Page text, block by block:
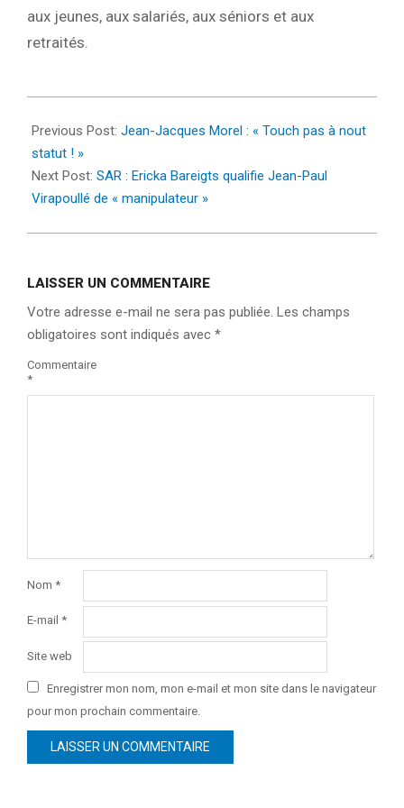
aux jeunes, aux salariés, aux séniors et aux
retraités.
09-
09
Previous Post: Jean-Jacques Morel : « Touch pas à nout
statut ! »
Next Post: SAR : Ericka Bareigts qualifie Jean-Paul
Virapoullé de « manipulateur »
LAISSER UN COMMENTAIRE
Votre adresse e-mail ne sera pas publiée. Les champs
obligatoires sont indiqués avec *
Commentaire
*
Nom *
E-mail *
Site web
Enregistrer mon nom, mon e-mail et mon site dans le navigateur
pour mon prochain commentaire.